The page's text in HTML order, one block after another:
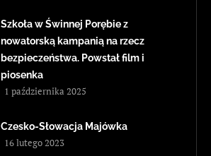
Szkoła w Świnnej Porębie z
nowatorską kampanią na rzecz
bezpieczeństwa. Powstał film i
piosenka
1 października 2025
Czesko-Słowacja Majówka
16 lutego 2023